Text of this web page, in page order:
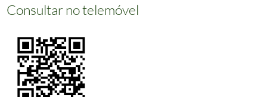
Consultar no telemóvel